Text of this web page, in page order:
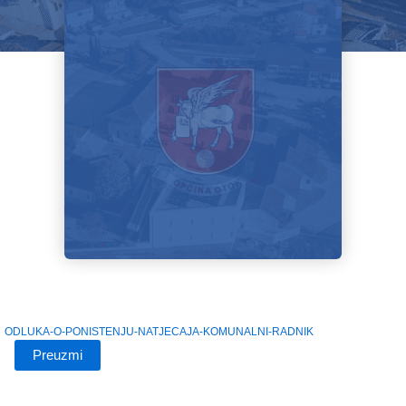
ODLUKA-O-PONISTENJU-NATJECAJA-KOMUNALNI-RADNIK
Preuzmi